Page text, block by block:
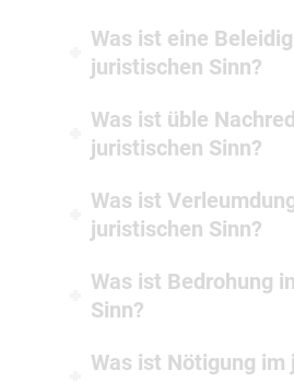
Was ist eine
juristischen Sinn?
Was ist üble
juristischen Sinn?
Was ist
juristischen Sinn?
Was ist Bedrohung
Sinn?
Was ist Nötigung im